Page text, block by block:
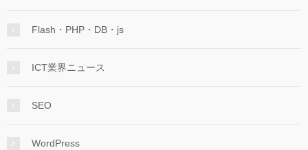
Flash・PHP・DB・js
ICT業界ニュース
SEO
WordPress